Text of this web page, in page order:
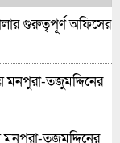
গুরুত্বপূর্ণ অফিসের
মনপুরা-তজুমদ্দিনের
মনপুরা-তজুমদ্দিনের